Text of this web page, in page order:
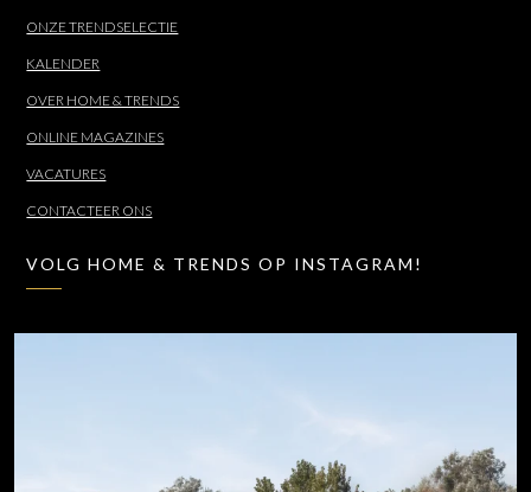
ONZE TRENDSELECTIE
KALENDER
OVER HOME & TRENDS
ONLINE MAGAZINES
VACATURES
CONTACTEER ONS
VOLG HOME & TRENDS OP INSTAGRAM!